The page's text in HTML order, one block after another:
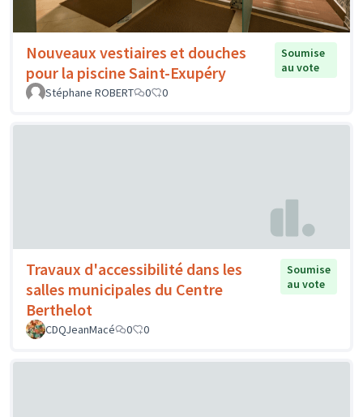
Nouveaux vestiaires et douches
pour la piscine Saint-Exupéry
Soumise
au vote
Stéphane ROBERT
0 0
Travaux d'accessibilité dans les
salles municipales du Centre
Berthelot
Soumise
au vote
CDQJeanMacé 0 0